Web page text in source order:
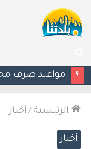
عن
الرئيسية / أخبار
أخبار